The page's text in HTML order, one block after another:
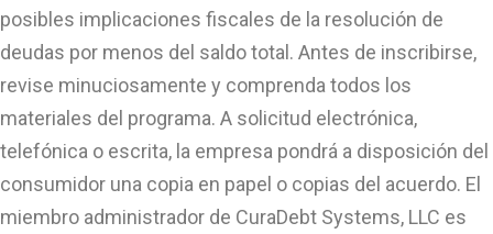
posibles implicaciones fiscales de la resolución de
deudas por menos del saldo total. Antes de inscribirse,
revise minuciosamente y comprenda todos los
materiales del programa. A solicitud electrónica,
telefónica o escrita, la empresa pondrá a disposición del
consumidor una copia en papel o copias del acuerdo. El
miembro administrador de CuraDebt Systems, LLC es